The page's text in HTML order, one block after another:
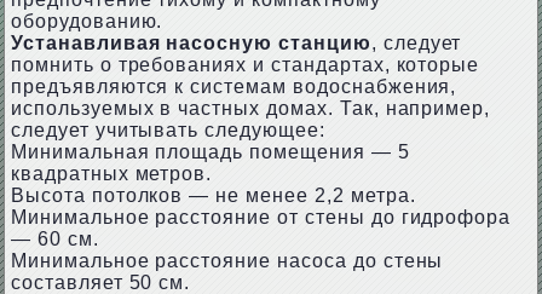
оборудованию.
Устанавливая насосную станцию, следует
помнить о требованиях и стандартах, которые
предъявляются к системам водоснабжения,
используемых в частных домах. Так, например,
следует учитывать следующее:
Минимальная площадь помещения — 5
квадратных метров.
Высота потолков — не менее 2,2 метра.
Минимальное расстояние от стены до гидрофора
— 60 см.
Минимальное расстояние насоса до стены
составляет 50 см.